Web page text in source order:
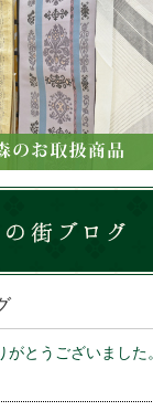
とうございました。